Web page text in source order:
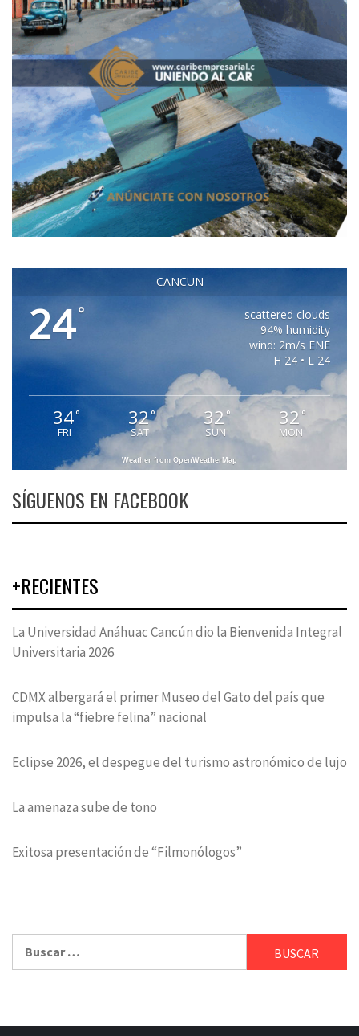
CANCUN
24°
scattered clouds
94% humidity
wind: 2m/s ENE
H 24 • L 24
34°
FRI
32°
SAT
32 °
SUN
32 °
MON
Weather from OpenWeatherMap
SÍGUENOS EN FACEBOOK
+RECIENTES
La Universidad Anáhuac Cancún dio la Bienvenida Integral
Universitaria 2026
CDMX albergará el primer Museo del Gato del país que
impulsa la “fiebre felina” nacional
Eclipse 2026, el despegue del turismo astronómico de lujo
La amenaza sube de tono
Exitosa presentación de “Filmonólogos”